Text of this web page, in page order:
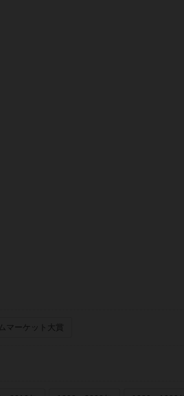
マーケット大賞